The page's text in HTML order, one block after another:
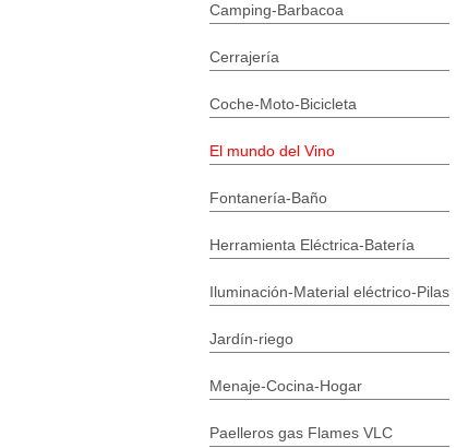
Camping-Barbacoa
Cerrajería
Coche-Moto-Bicicleta
El mundo del Vino
Fontanería-Baño
Herramienta Eléctrica-Batería
Iluminación-Material eléctrico-Pilas
Jardín-riego
Menaje-Cocina-Hogar
Paelleros gas Flames VLC